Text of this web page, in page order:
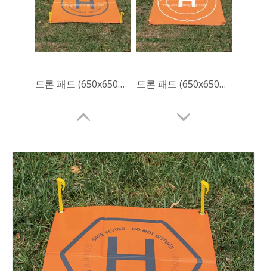
드론 패드 (650x650mm) 드론 패드 (650x650mm)
드론 패드 (430x430mm)